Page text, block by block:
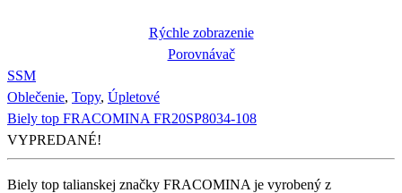
Rýchle zobrazenie
Porovnávač
SSM
Oblečenie, Topy, Úpletové
Biely top FRACOMINA FR20SP8034-108
VYPREDANÉ!
Biely top talianskej značky FRACOMINA je vyrobený z